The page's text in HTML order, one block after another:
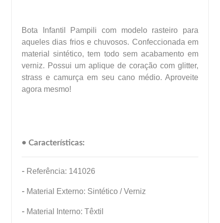
Bota Infantil Pampili com modelo rasteiro para
aqueles dias frios e chuvosos. Confeccionada em
material sintético, tem todo sem acabamento em
verniz. Possui um aplique de coração com glitter,
strass e camurça em seu cano médio. Aproveite
agora mesmo!
• Características:
- Referência: 141026
- Material Externo: Sintético / Verniz
- Material Interno: Têxtil